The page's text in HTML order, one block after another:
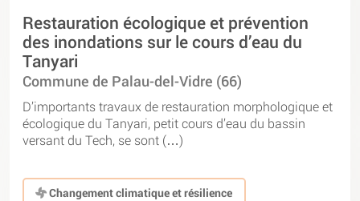
Restauration écologique et prévention
des inondations sur le cours d’eau du
Tanyari
Commune de Palau-del-Vidre (66)
D’importants travaux de restauration morphologique et
écologique du Tanyari, petit cours d’eau du bassin
versant du Tech, se sont (…)
Changement climatique et résilience